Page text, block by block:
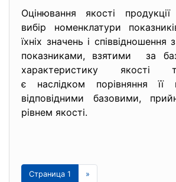
Оцінювання якості
вибір номенклатури
їхніх значень і співвідношення
показниками, взятими за
характеристику
є наслідком порівняння її
відповідними базовими,
рівнем якості.
Страница 1 »